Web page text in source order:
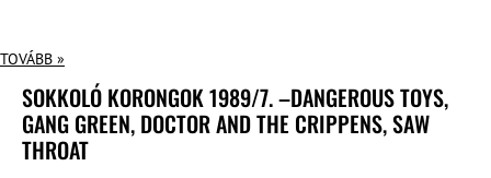
TOVÁBB »
SOKKOLÓ KORONGOK 1989/7. –DANGEROUS TOYS,
GANG GREEN, DOCTOR AND THE CRIPPENS, SAW
THROAT